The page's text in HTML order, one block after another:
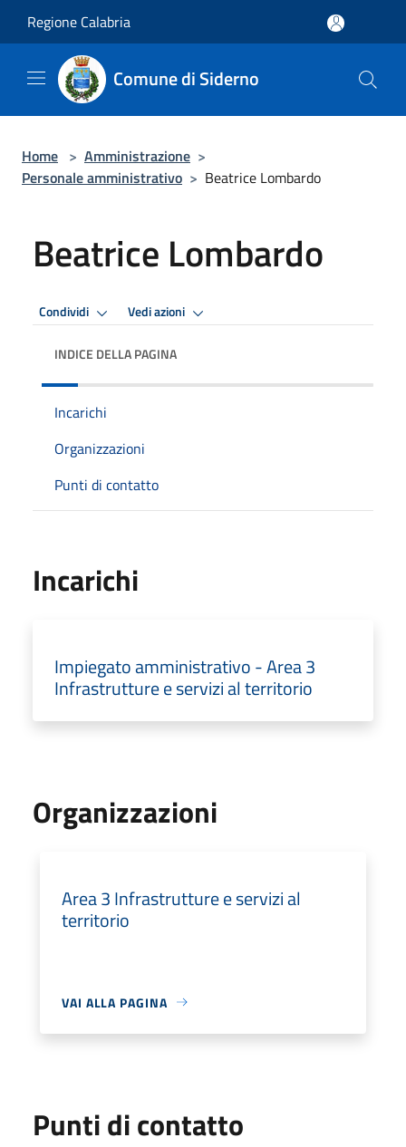
Regione Calabria
Comune di Siderno
Home > Amministrazione >
Personale amministrativo > Beatrice Lombardo
Beatrice Lombardo
Condividi Vedi azioni
INDICE DELLA PAGINA
Incarichi
Organizzazioni
Punti di contatto
Incarichi
Impiegato amministrativo - Area 3
Infrastrutture e servizi al territorio
Organizzazioni
Area 3 Infrastrutture e servizi al
territorio
VAI ALLA PAGINA
Punti di contatto